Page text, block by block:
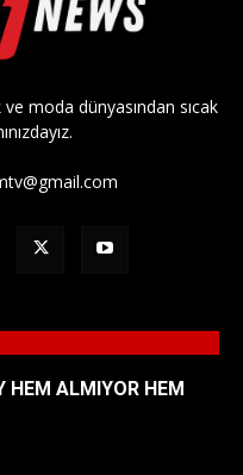
moda dünyasından sıcak
HEM ALMIYOR HEM